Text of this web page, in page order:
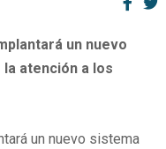
un nuevo
atención a los
un nuevo sistema